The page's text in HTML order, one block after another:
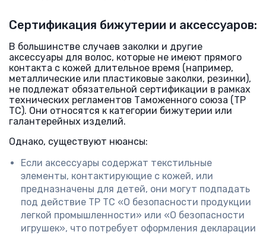
Сертификация бижутерии и аксессуаров:
В большинстве случаев заколки и другие
аксессуары для волос, которые не имеют прямого
контакта с кожей длительное время (например,
металлические или пластиковые заколки, резинки),
не подлежат обязательной сертификации в рамках
технических регламентов Таможенного союза (ТР
ТС). Они относятся к категории бижутерии или
галантерейных изделий.
Однако, существуют нюансы:
Если аксессуары содержат текстильные
элементы, контактирующие с кожей, или
предназначены для детей, они могут подпадать
под действие ТР ТС «О безопасности продукции
легкой промышленности» или «О безопасности
игрушек», что потребует оформления декларации